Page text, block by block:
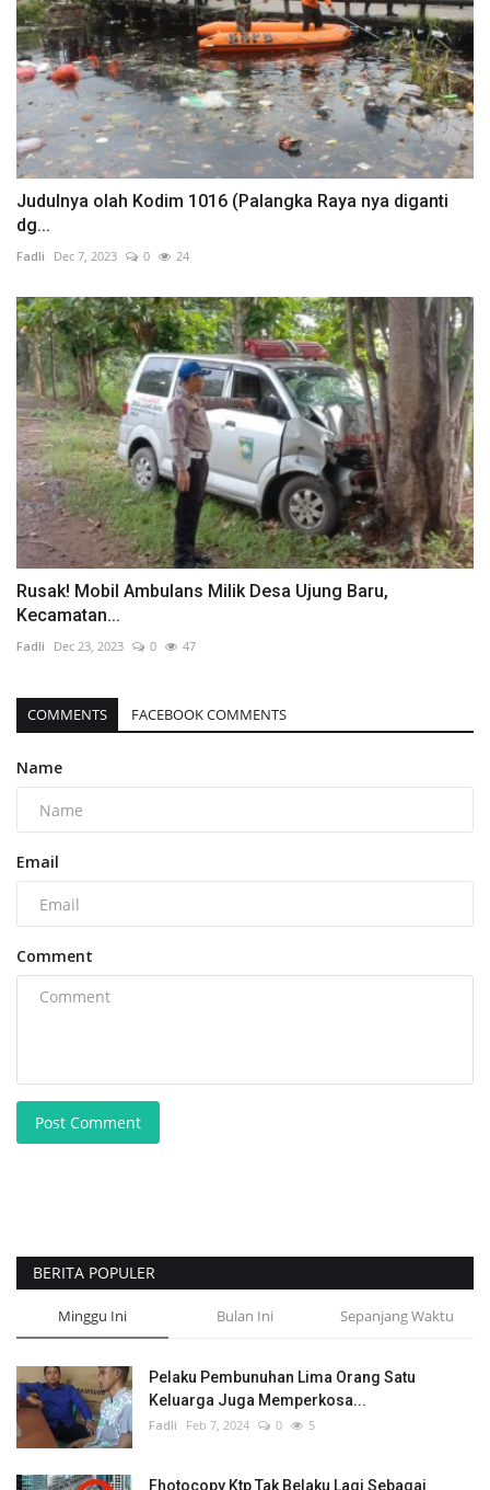
Judulnya olah Kodim 1016 (Palangka Raya nya diganti
dg...
Fadli Dec 7, 2023 0 24
Rusak! Mobil Ambulans Milik Desa Ujung Baru,
Kecamatan...
Fadli Dec 23, 2023 0 47
COMMENTS FACEBOOK COMMENTS
Name
Email
Comment
Post Comment
BERITA POPULER
Minggu Ini Bulan Ini Sepanjang Waktu
Pelaku Pembunuhan Lima Orang Satu
Keluarga Juga Memperkosa...
Fadli Feb 7, 2024 0 5
Fhotocopy Ktp Tak Belaku Lagi Sebagai